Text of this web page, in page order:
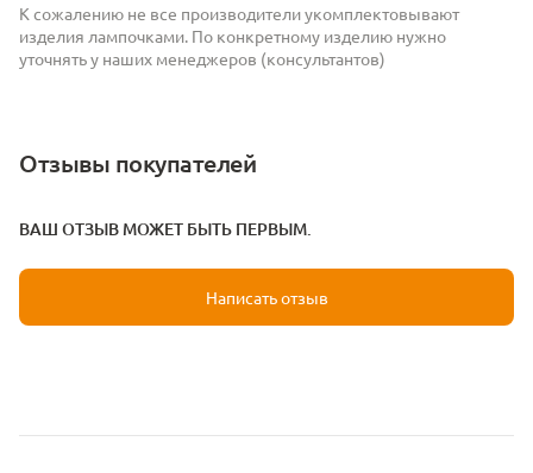
К сожалению не все производители укомплектовывают
изделия лампочками. По конкретному изделию нужно
уточнять у наших менеджеров (консультантов)
Отзывы покупателей
ВАШ ОТЗЫВ МОЖЕТ БЫТЬ ПЕРВЫМ.
Написать отзыв